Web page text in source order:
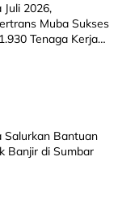
Juli 2026,
Muba Sukses
Tenaga Kerja
Salurkan Bantuan
Banjir di Sumbar